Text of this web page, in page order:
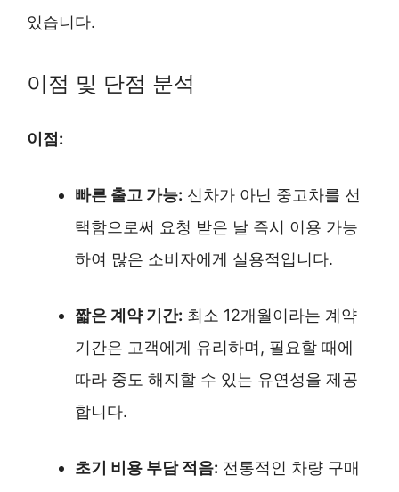
있습니다.
이점 및 단점 분석
이점:
빠른 출고 가능: 신차가 아닌 중고차를 선
택함으로써 요청 받은 날 즉시 이용 가능
하여 많은 소비자에게 실용적입니다.
짧은 계약 기간: 최소 12개월이라는 계약
기간은 고객에게 유리하며, 필요할 때에
따라 중도 해지할 수 있는 유연성을 제공
합니다.
초기 비용 부담 적음: 전통적인 차량 구매